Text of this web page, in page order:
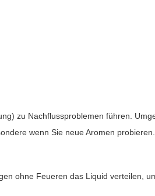
zu Nachflussproblemen führen.
wenn Sie neue Aromen probieren.
ohne Feueren das Liquid verteilen,